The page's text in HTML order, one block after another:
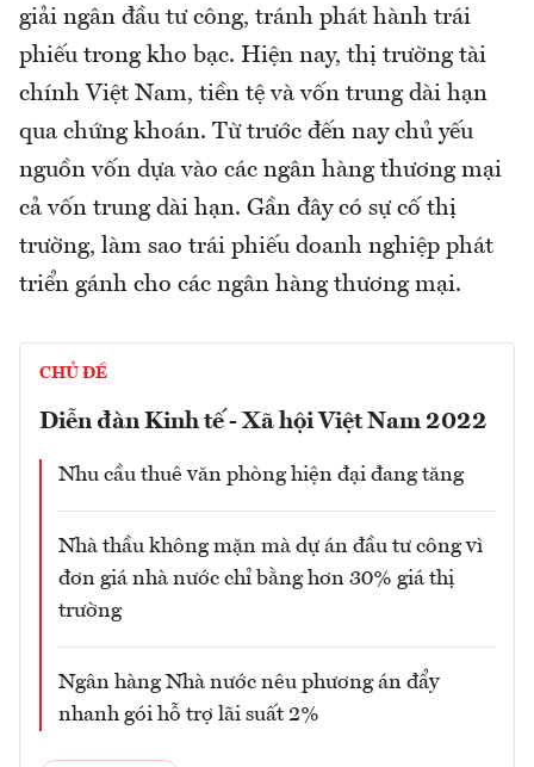
giải ngân đầu tư công, tránh phát hành trái
phiếu trong kho bạc. Hiện nay, thị trường tài
chính Việt Nam, tiền tệ và vốn trung dài hạn
qua chứng khoán. Từ trước đến nay chủ yếu
nguồn vốn dựa vào các ngân hàng thương mại
cả vốn trung dài hạn. Gần đây có sự cố thị
trường, làm sao trái phiếu doanh nghiệp phát
triển gánh cho các ngân hàng thương mại.
CHỦ ĐỀ
Diễn đàn Kinh tế - Xã hội Việt Nam 2022
Nhu cầu thuê văn phòng hiện đại đang tăng
Nhà thầu không mặn mà dự án đầu tư công vì
đơn giá nhà nước chỉ bằng hơn 30% giá thị
trường
Ngân hàng Nhà nước nêu phương án đẩy
nhanh gói hỗ trợ lãi suất 2%